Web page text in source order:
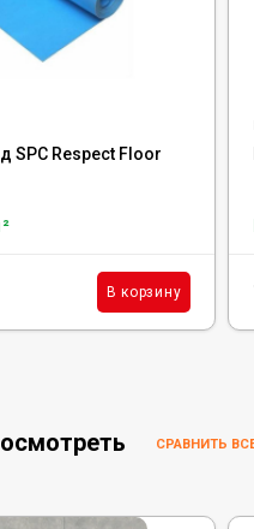
SPC Respect Floor
В корзину
СРАВНИТЬ